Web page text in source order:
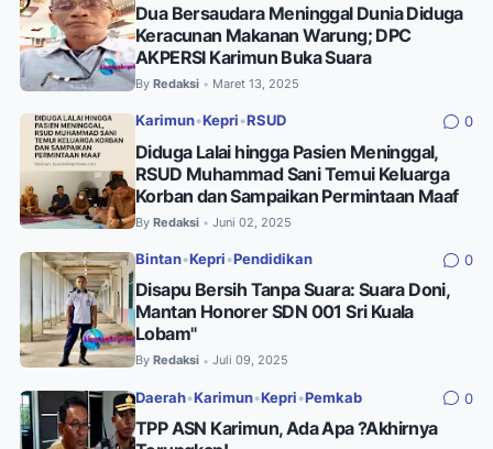
Dua Bersaudara Meninggal Dunia Diduga
Keracunan Makanan Warung; DPC
AKPERSI Karimun Buka Suara
By Redaksi • Maret 13, 2025
Karimun•Kepri •RSUD 0
Diduga Lalai hingga Pasien Meninggal,
RSUD Muhammad Sani Temui Keluarga
Korban dan Sampaikan Permintaan Maaf
By Redaksi • Juni 02, 2025
Bintan•Kepri •Pendidikan 0
Disapu Bersih Tanpa Suara: Suara Doni,
Mantan Honorer SDN 001 Sri Kuala
Lobam"
By Redaksi • Juli 09, 2025
Daerah•Karimun•Kepri •Pemkab 0
TPP ASN Karimun, Ada Apa ?Akhirnya